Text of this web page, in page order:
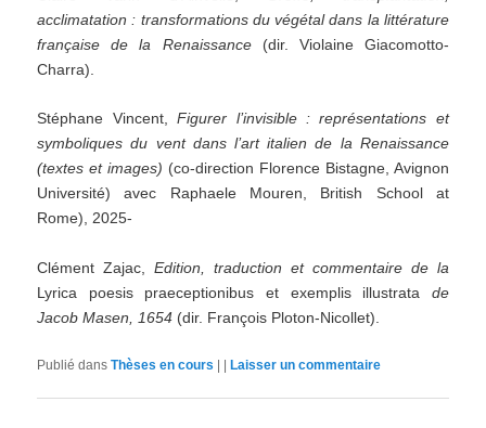
acclimatation : transformations du végétal dans la littérature
française de la Renaissance(dir. Violaine Giacomotto-
Charra).
Stéphane Vincent,Figurer l’invisible : représentations et
symboliques du vent dans l’art italien de la Renaissance
(textes et images) (co-direction Florence Bistagne, Avignon
Université) avec Raphaele Mouren, British School at
Rome), 2025-
Clément Zajac, Edition, traduction et commentaire de la
Lyrica poesis praeceptionibus et exemplis illustrata de
Jacob Masen, 1654 (dir. François Ploton-Nicollet).
Publié dans Thèses en cours Laisser un commentaire